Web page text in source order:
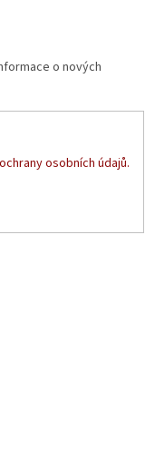
o nových
osobních údajů.